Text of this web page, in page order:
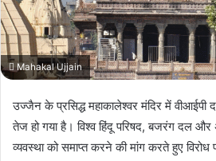
Mahakal Ujjain
उज्जैन के प्रसिद्ध महाकालेश्वर मंदिर में वीआईपी
तेज हो गया है। विश्व हिंदू परिषद, बजरंग दल
व्यवस्था को समाप्त करने की मांग करते हुए विरोध